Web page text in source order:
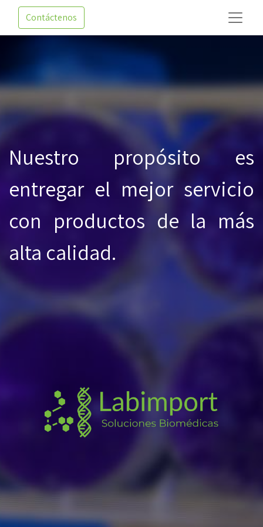
Contáctenos
Nuestro propósito es
entregar el mejor servicio
con productos de la más
alta calidad.